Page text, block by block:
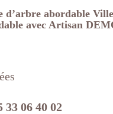
d’arbre abordable
avec Artisan
33 06 40 02